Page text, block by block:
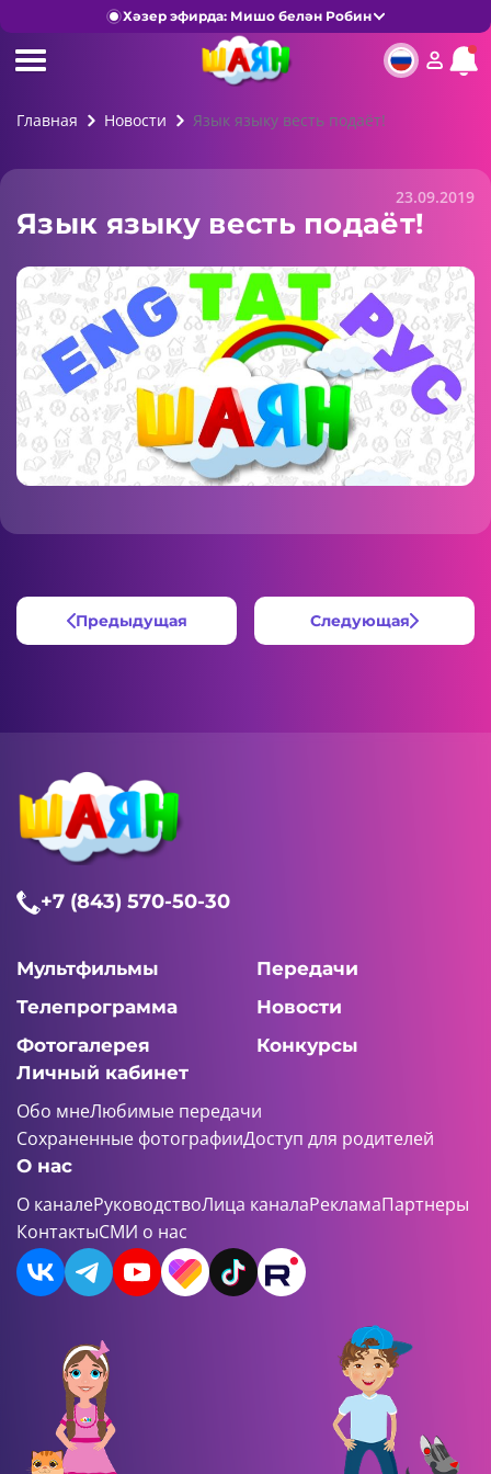
Хәзер эфирда: Мишо белән Робин
Главная Новости Язык языку весть подаёт!
23.09.2019
Язык языку весть подаёт!
Предыдущая Следующая
+7 (843) 570-50-30
Мультфильмы
Передачи
Телепрограмма
Новости
Фотогалерея
Конкурсы
Личный кабинет
Обо мнеЛюбимые передачи
Сохраненные фотографииДоступ для родителей
О нас
О каналеРуководствоЛица каналаРекламаПартнеры
КонтактыСМИ о нас